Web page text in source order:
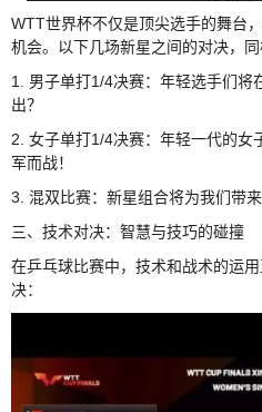
WTT世界杯不仅是顶尖选手的舞台
机会。以下几场新星之间的对决，同
1. 男子单打1/4决赛：年轻选手们将
出？
2. 女子单打1/4决赛：年轻一代的女
军而战！
3. 混双比赛：新星组合将为我们带
三、技术对决：智慧与技巧的碰撞
在乒乓球比赛中，技术和战术的运
决：